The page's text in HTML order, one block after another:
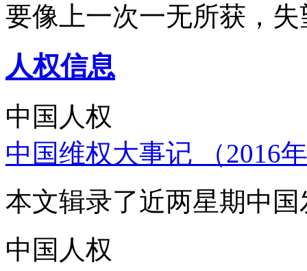
要像上一次一无所获，
人权信息
中国人权
中国维权大事记 （2016
本文辑录了近两星期中
中国人权